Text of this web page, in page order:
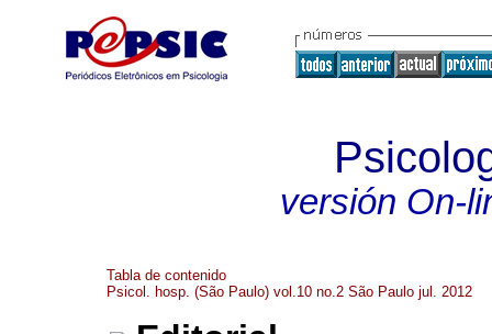
versión On-
Tabla de contenido
Psicol. hosp. (São Paulo) vol.10 no.2 São Paulo jul. 2012